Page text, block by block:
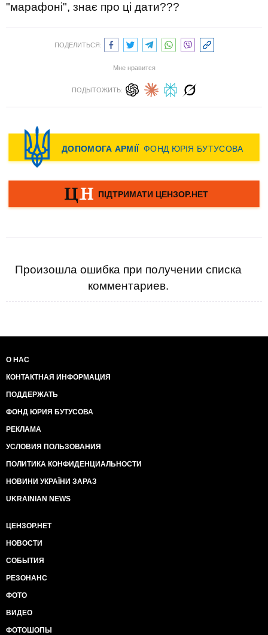
"марафоні", знає про ці дати???
ПОДЕЛИТЬСЯ:
Мне нравится
ПОДЫТОЖИТЬ:
Произошла ошибка при получении списка
комментариев.
О НАС
КОНТАКТНАЯ ИНФОРМАЦИЯ
ПОДДЕРЖАТЬ
ФОНД ЮРИЯ БУТУСОВА
РЕКЛАМА
УСЛОВИЯ ПОЛЬЗОВАНИЯ
ПОЛИТИКА КОНФИДЕНЦИАЛЬНОСТИ
НОВИНИ УКРАЇНИ ЗАРАЗ
UKRAINIAN NEWS
ЦЕНЗОР.НЕТ
НОВОСТИ
СОБЫТИЯ
РЕЗОНАНС
ФОТО
ВИДЕО
ФОТОШОПЫ